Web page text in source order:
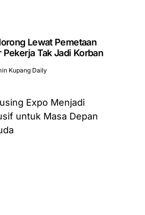
Lewat Pemetaan
Pekerja Tak Jadi Korban
Kupang Daily